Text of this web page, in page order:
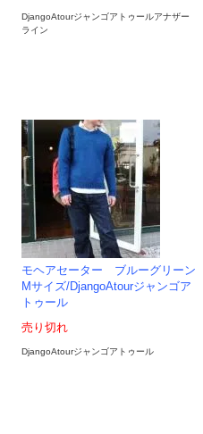
DjangoAtourジャンゴアトゥールアナザー
ライン
モヘアセーター ブルーグリーン
Mサイズ/DjangoAtourジャンゴア
トゥール
売り切れ
DjangoAtourジャンゴアトゥール